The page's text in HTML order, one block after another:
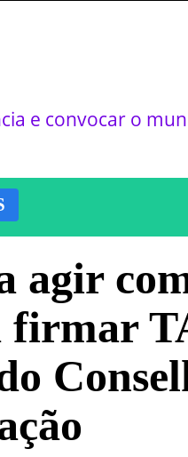
e convocar o
agir
firmar